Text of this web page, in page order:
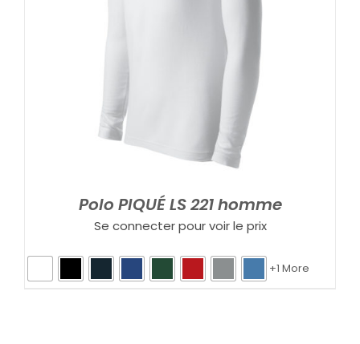
Polo PIQUÉ LS 221 homme
Se connecter pour voir le prix
+1 More